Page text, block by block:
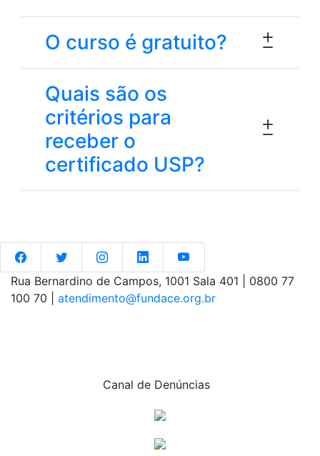
O curso é gratuito?
Quais são os
critérios para
receber o
certificado USP?
Rua Bernardino de Campos, 1001 Sala 401 | 0800 77
100 70 | atendimento@fundace.org.br
Canal de Denúncias